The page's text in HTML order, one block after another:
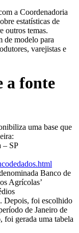
a Coordenadoria
estatísticas de
outros temas.
de modelo para
varejistas e
a fonte
uma base que
– SP
Banco de
Agrícolas’
Depois, foi escolhido
de Janeiro de
foi gerada uma tabela